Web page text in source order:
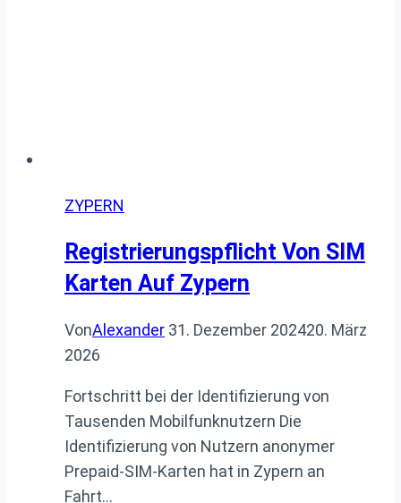
ZYPERN
Registrierungspflicht Von SIM
Karten Auf Zypern
VonAlexander 31. Dezember 202420. März
2026
Fortschritt bei der Identifizierung von
Tausenden Mobilfunknutzern Die
Identifizierung von Nutzern anonymer
Prepaid-SIM-Karten hat in Zypern an
Fahrt…